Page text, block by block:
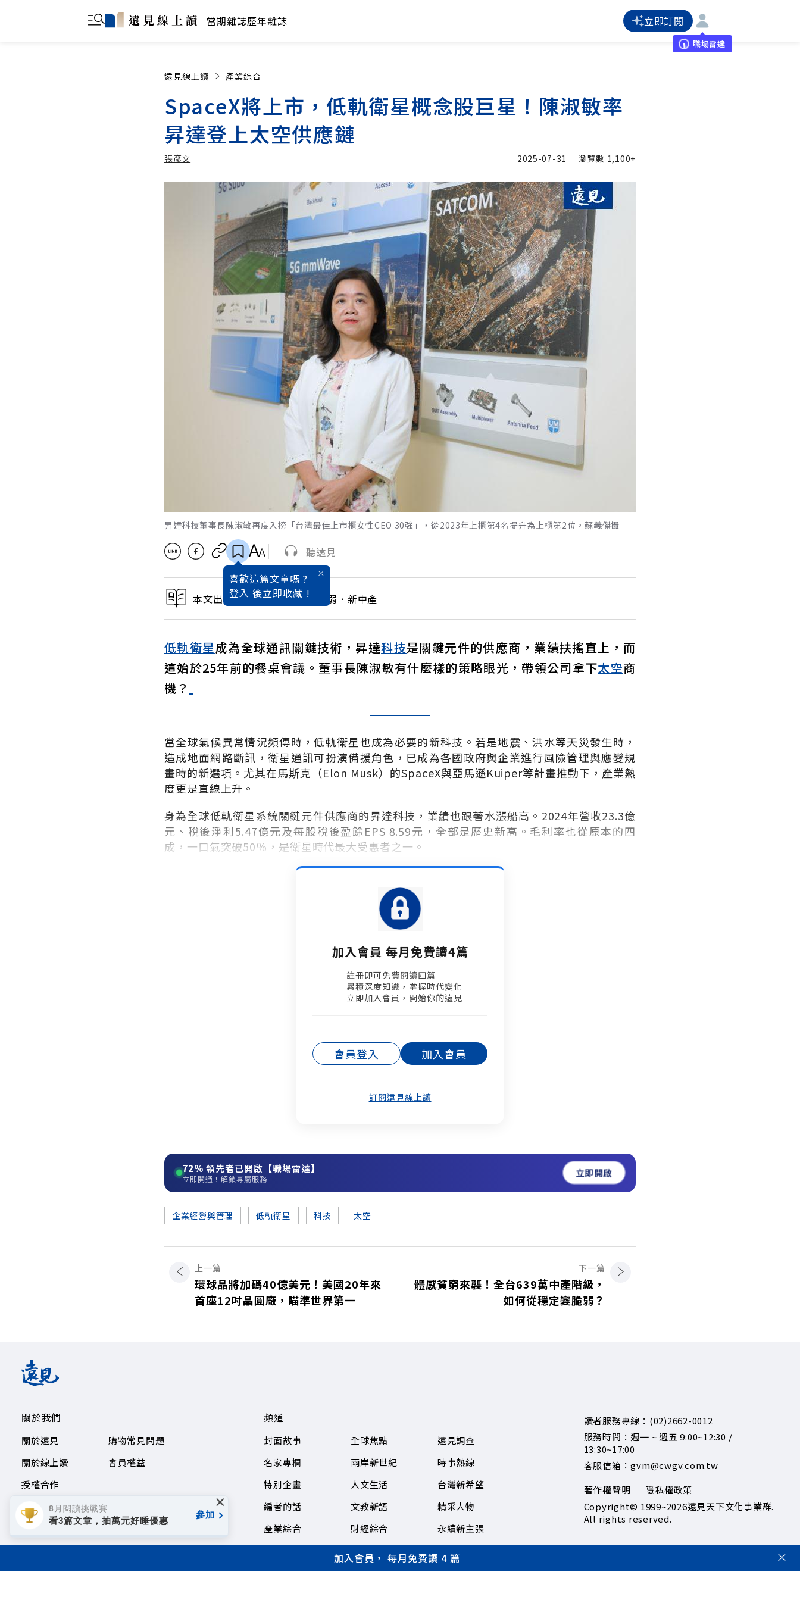
當期雜誌歷年雜誌 立即訂閱
職場雷達
遠見線上讀 產業綜合
SpaceX將上市，低軌衛星概念股巨星！陳淑敏率
昇達登上太空供應鏈
張彥文
張彥文 加入追蹤
2025-07-31 瀏覽數 1,100+
昇達科技董事長陳淑敏再度入榜「台灣最佳上市櫃女性CEO 30強」，從2023年上櫃第4名提升為上櫃第2位。蘇義傑攝
喜歡這篇文章嗎 ?
登入 後立即收藏 !
聽遠見
本文出自 2025 / 8月號雜誌 脆弱．新中產
低軌衛星成為全球通訊關鍵技術，昇達科技是關鍵元件的供應商，業績扶搖直上，而
這始於25年前的餐桌會議。董事長陳淑敏有什麼樣的策略眼光，帶領公司拿下太空商
機？
當全球氣候異常情況頻傳時，低軌衛星也成為必要的新科技。若是地震、洪水等天災發生時，
造成地面網路斷訊，衛星通訊可扮演備援角色，已成為各國政府與企業進行風險管理與應變規
畫時的新選項。尤其在馬斯克（Elon Musk）的SpaceX與亞馬遜Kuiper等計畫推動下，產業熱
度更是直線上升。
身為全球低軌衛星系統關鍵元件供應商的昇達科技，業績也跟著水漲船高。2024年營收23.3億
元、稅後淨利5.47億元及每股稅後盈餘EPS 8.59元，全部是歷史新高。毛利率也從原本的四
成，一口氣突破50％，是衛星時代最大受惠者之一。
加入會員 每月免費讀4篇
註冊即可免費閱讀四篇​
累積深度知識，掌握時代變化​
立即加入會員，開始你的遠見
會員登入 加入會員
訂閱遠見線上讀
72% 領先者已開啟【職場雷達】
立即開通！解鎖專屬服務 立即開啟
企業經營與管理 低軌衛星 科技 太空
上一篇
環球晶將加碼40億美元！美國20年來
首座12吋晶圓廠，瞄準世界第一
下一篇
體感貧窮來襲！全台639萬中產階級，
如何從穩定變脆弱？
加入會員， 每月免費讀 4 篇
關於我們
關於遠見
關於線上讀
授權合作
購物常見問題
會員權益
頻道
封面故事
名家專欄
特別企畫
編者的話
產業綜合
全球焦點
兩岸新世紀
人文生活
文教新語
財經綜合
遠見調查
時事熱線
台灣新希望
精采人物
永續新主張
讀者服務專線：(02)2662-0012
服務時間：週一 ~ 週五 9:00~12:30 /
13:30~17:00
客服信箱：gvm@cwgv.com.tw
著作權聲明
隱私權政策
Copyright© 1999~2026遠見天下文化事業群.
All rights reserved.
8月閱讀挑戰賽
看3篇文章，抽萬元好睡優惠
參加
×